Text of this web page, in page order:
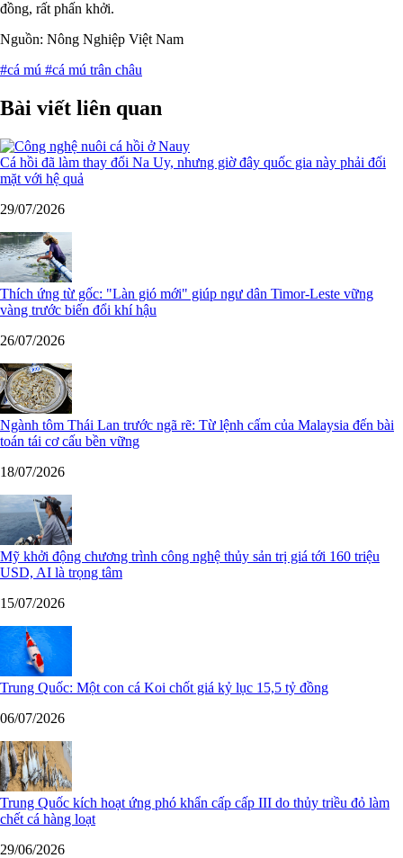
đồng, rất phấn khởi.
Nguồn: Nông Nghiệp Việt Nam
#cá mú #cá mú trân châu
Bài viết liên quan
Cá hồi đã làm thay đổi Na Uy, nhưng giờ đây quốc gia này phải đối
mặt với hệ quả
29/07/2026
Thích ứng từ gốc: "Làn gió mới" giúp ngư dân Timor-Leste vững
vàng trước biến đổi khí hậu
26/07/2026
Ngành tôm Thái Lan trước ngã rẽ: Từ lệnh cấm của Malaysia đến bài
toán tái cơ cấu bền vững
18/07/2026
Mỹ khởi động chương trình công nghệ thủy sản trị giá tới 160 triệu
USD, AI là trọng tâm
15/07/2026
Trung Quốc: Một con cá Koi chốt giá kỷ lục 15,5 tỷ đồng
06/07/2026
Trung Quốc kích hoạt ứng phó khẩn cấp cấp III do thủy triều đỏ làm
chết cá hàng loạt
29/06/2026